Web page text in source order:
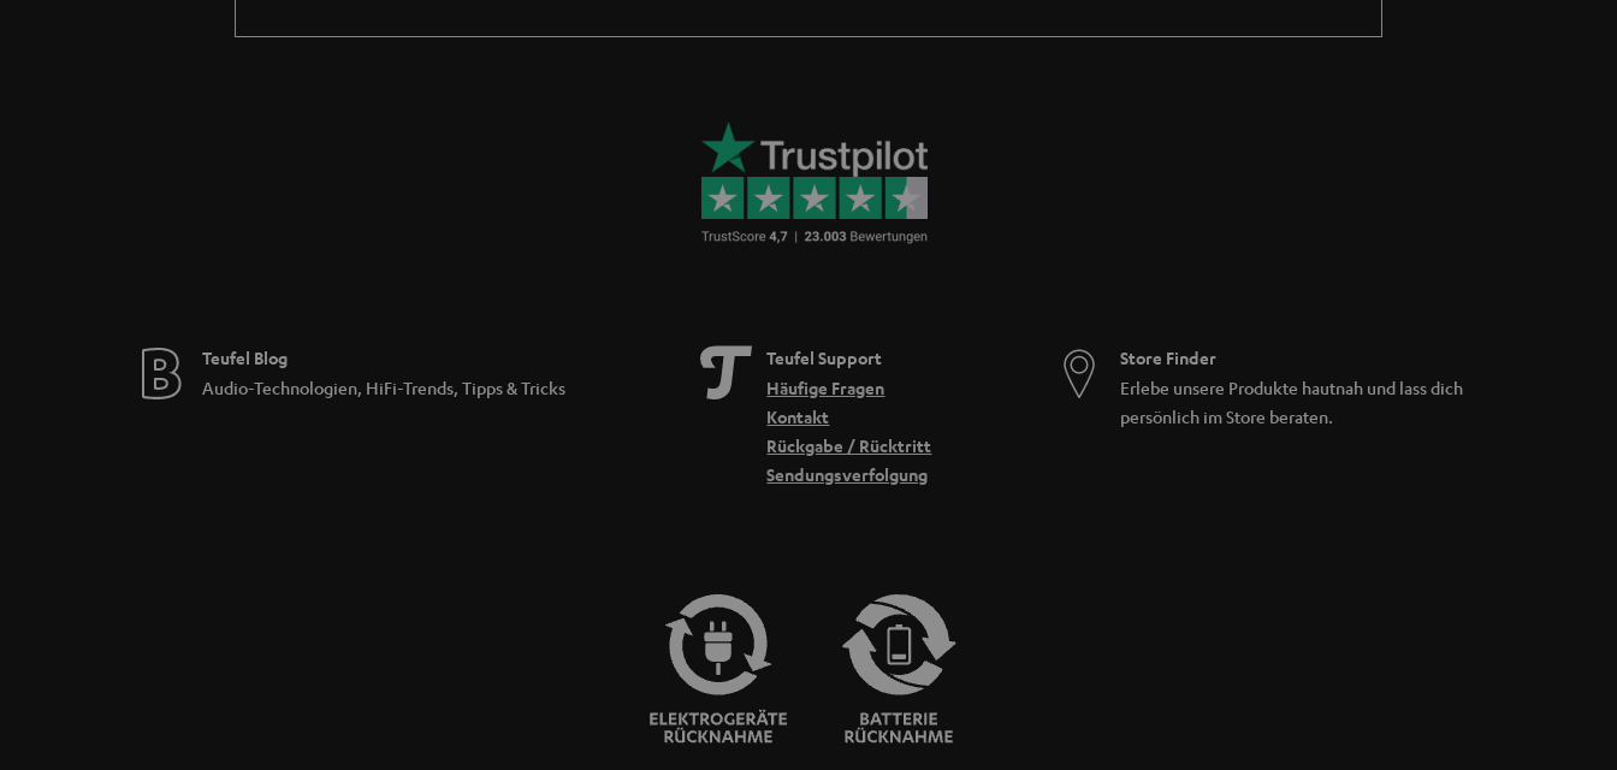
Teufel Blog
Audio-Technologien, HiFi-Trends, Tipps & Tricks
Teufel Support
Häufige Fragen
Kontakt
Rückgabe / Rücktritt
Sendungsverfolgung
Store Finder
Erlebe unsere Produkte hautnah und lass dich
persönlich im Store beraten.